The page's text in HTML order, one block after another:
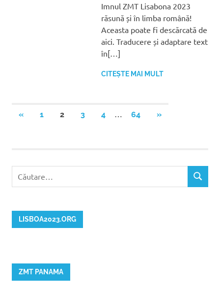
Imnul ZMT Lisabona 2023
răsună și în limba română!
Aceasta poate fi descărcată de
aici. Traducere și adaptare text
în[…]
CITEȘTE MAI MULT
Navigare
«ARTICOLE
1 2 3 4 64
ARTICOLE
»
după:
LISBOA2023.ORG
ZMT PANAMA